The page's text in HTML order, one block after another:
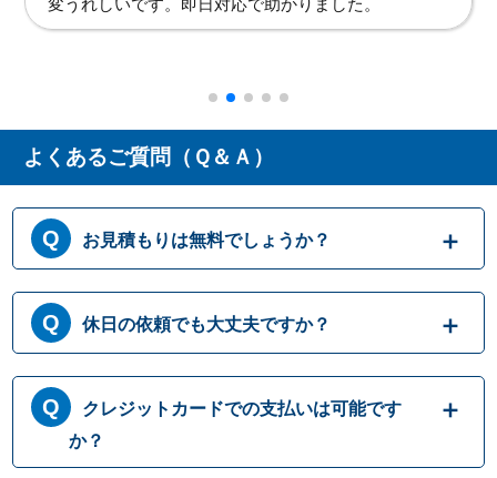
なぜ洗面台の下から水が漏れているかわからず不安で
したが、わかりやすい説明と迅速な対応で大変助かり
よくあるご質問（Ｑ＆Ａ）
お見積もりは無料でしょうか？
はい、まずは専門スタッフがお伺いし実際に
目で見て現場調査を行います。確認した内容
を元に、無料でお見積もりをご提示させてい
ただきます。もしお見積り内容がご希望に沿
わない場合も、キャンセル料等は一切発生い
たしません。お見積り内容にご納得・ご署名
いただかなければ作業を行うことはございま
休日の依頼でも大丈夫ですか？
365日営業しております。休日、祝日、年末年
始いつでも対応可能です。それにかかる追加
料金は発生しません。ご安心ください。
クレジットカードでの支払いは可能です
か？